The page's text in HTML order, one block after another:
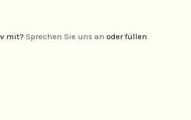
mit? Sprechen Sie uns an oder füllen